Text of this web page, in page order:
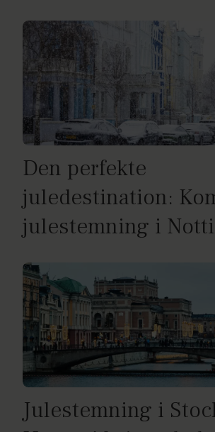
Den perfekte
juledestination:
julestemning i
Julestemning i